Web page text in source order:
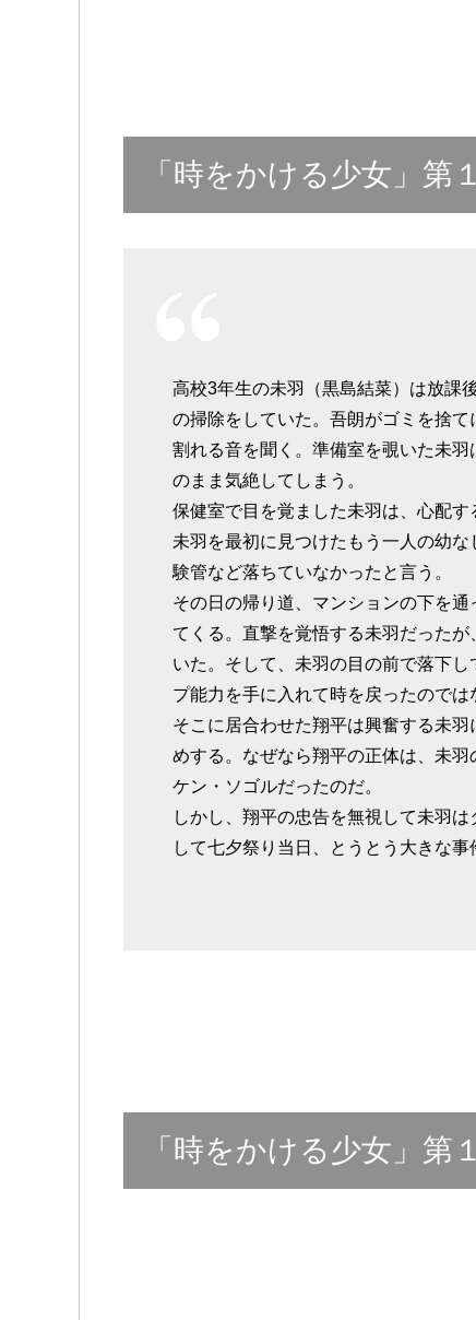
「時をかける少女」第
高校3年生の未羽（黒島結菜）は放課
の掃除をしていた。吾朗がゴミを捨
割れる音を聞く。準備室を覗いた未
のまま気絶してしまう。
保健室で目を覚ました未羽は、心配
未羽を最初に見つけたもう一人の幼
験管など落ちていなかったと言う。
その日の帰り道、マンションの下を
てくる。直撃を覚悟する未羽だった
いた。そして、未羽の目の前で落下
プ能力を手に入れて時を戻ったのでは
そこに居合わせた翔平は興奮する未
めする。なぜなら翔平の正体は、未
ケン・ソゴルだったのだ。
しかし、翔平の忠告を無視して未羽
して七夕祭り当日、とうとう大きな事
「時をかける少女」第